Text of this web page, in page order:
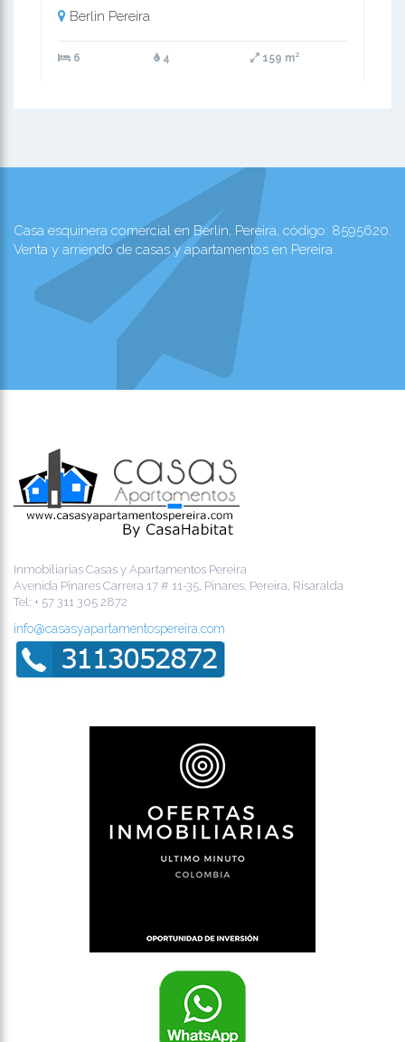
Berlin Pereira
6 4 159 m²
Casa esquinera comercial en Berlín, Pereira, código: 8595620.
Venta y arriendo de casas y apartamentos en Pereira
Inmobiliarias Casas y Apartamentos Pereira
Avenida Pinares Carrera 17 # 11-35, Pinares, Pereira, Risaralda
Tel: + 57 311 305 2872
info@casasyapartamentospereira.com